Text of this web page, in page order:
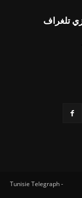
Tunisie Telegraph -